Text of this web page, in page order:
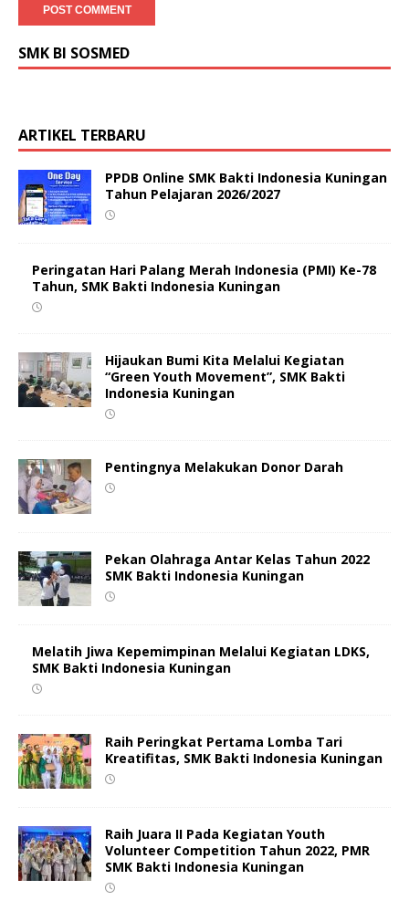
SMK BI SOSMED
ARTIKEL TERBARU
PPDB Online SMK Bakti Indonesia Kuningan
Tahun Pelajaran 2026/2027
Peringatan Hari Palang Merah Indonesia (PMI) Ke-78
Tahun, SMK Bakti Indonesia Kuningan
Hijaukan Bumi Kita Melalui Kegiatan
“Green Youth Movement”, SMK Bakti
Indonesia Kuningan
Pentingnya Melakukan Donor Darah
Pekan Olahraga Antar Kelas Tahun 2022
SMK Bakti Indonesia Kuningan
Melatih Jiwa Kepemimpinan Melalui Kegiatan LDKS,
SMK Bakti Indonesia Kuningan
Raih Peringkat Pertama Lomba Tari
Kreatifitas, SMK Bakti Indonesia Kuningan
Raih Juara II Pada Kegiatan Youth
Volunteer Competition Tahun 2022, PMR
SMK Bakti Indonesia Kuningan